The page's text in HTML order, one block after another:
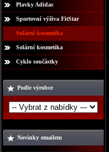
Plavky Adidas
Sportovní výživa FitStar
Solární kosmetika
Solární kosmetika
Cyklo součástky
Podle výrobce
Novinky emailem